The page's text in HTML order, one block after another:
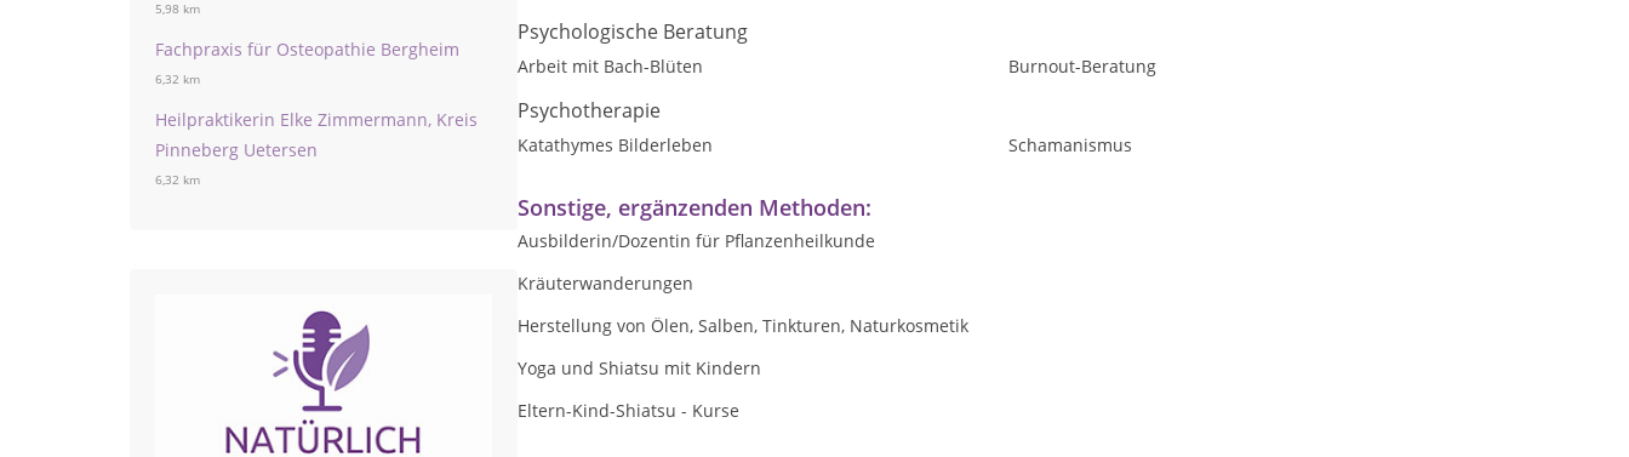
5,98 km
Fachpraxis für Osteopathie Bergheim
6,32 km
Heilpraktikerin Elke Zimmermann, Kreis
Pinneberg Uetersen
6,32 km
Psychologische Beratung
Arbeit mit Bach-Blüten Burnout-Beratung
Psychotherapie
Katathymes Bilderleben Schamanismus
Sonstige, ergänzenden Methoden:
Ausbilderin/Dozentin für Pflanzenheilkunde
Kräuterwanderungen
Herstellung von Ölen, Salben, Tinkturen, Naturkosmetik
Yoga und Shiatsu mit Kindern
Eltern-Kind-Shiatsu - Kurse